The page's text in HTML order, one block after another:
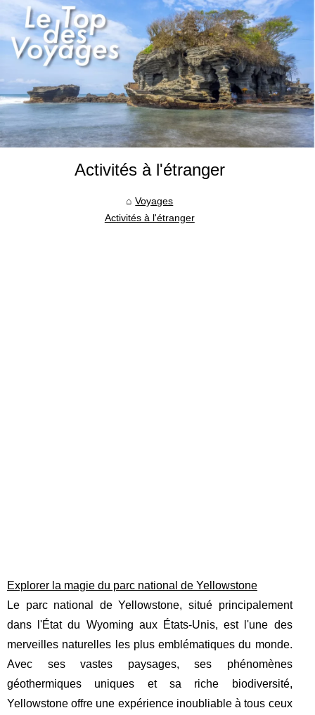
Activités à l'étranger
Voyages
Activités à l'étranger
Explorer la magie du parc national de Yellowstone
Le parc national de Yellowstone, situé principalement
dans l'État du Wyoming aux États-Unis, est l'une des
merveilles naturelles les plus emblématiques du monde.
Avec ses vastes paysages, ses phénomènes
géothermiques uniques et sa riche biodiversité,
Yellowstone offre une expérience inoubliable à tous ceux